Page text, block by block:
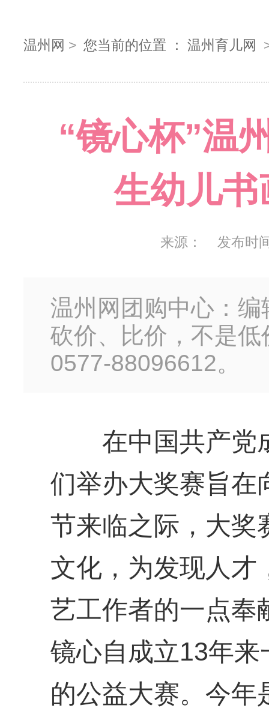
温州网 > 您当前的位置 ： 温州育儿网
“镜心杯”温
生幼儿
来源： 发布时
温州网团购中心：
砍价、比价，不是
0577-88096612。
在中国共产党
们举办大奖赛旨在
节来临之际，大奖
文化，为发现人才
艺工作者的一点奉
镜心自成立13年
的公益大赛。今年